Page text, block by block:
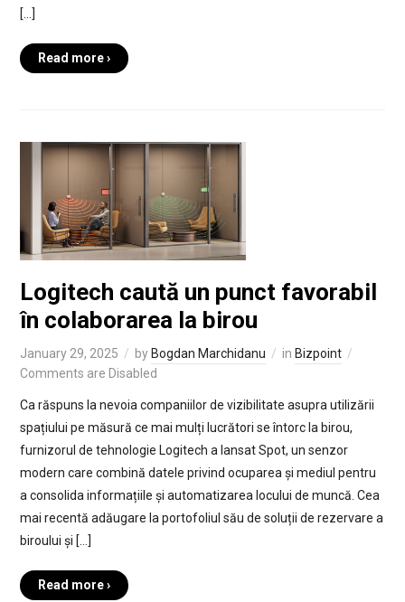
[…]
Read more ›
Logitech caută un punct favorabil
în colaborarea la birou
January 29, 2025 by Bogdan Marchidanu in Bizpoint
Comments are Disabled
Ca răspuns la nevoia companiilor de vizibilitate asupra utilizării
spațiului pe măsură ce mai mulți lucrători se întorc la birou,
furnizorul de tehnologie Logitech a lansat Spot, un senzor
modern care combină datele privind ocuparea și mediul pentru
a consolida informațiile și automatizarea locului de muncă. Cea
mai recentă adăugare la portofoliul său de soluții de rezervare a
biroului și […]
Read more ›